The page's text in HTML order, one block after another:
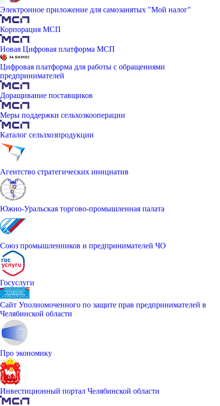
Электронное приложение для самозанятых "Мой налог"
Корпорация МСП
Новая Цифровая платформа МСП
Цифровая платформа для работы с обращениями
предпринимателей
Доращивание поставщиков
Меры поддержки сельхозкооперации
Каталог сельзхозпродукции
Агентство стратегических инициатив
Южно-Уральская торгово-промышленная палата
Союз промышленников и предпринимателей ЧО
Госуслуги
Сайт Уполномоченного по защите прав предпринимателей в
Челябинской области
Про экономику
Инвестиционный портал Челябинской области